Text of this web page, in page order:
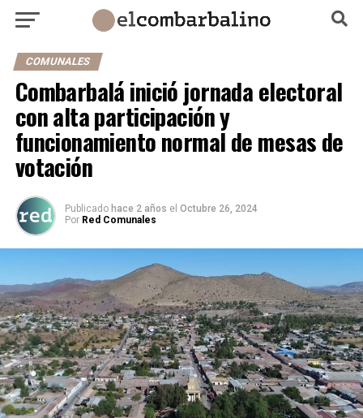
COMUNALES
Combarbalá inició jornada electoral
con alta participación y
funcionamiento normal de mesas de
votación
Publicado hace 2 años el Octubre 26, 2024
Por Red Comunales